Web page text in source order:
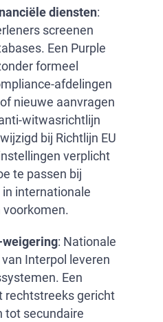
diensten:
screenen
Een Purple
formeel
afdelingen
nieuwe aanvragen
witwasrichtlijn
bij Richtlijn EU
verplicht
te passen bij
internationale
weigering: Nationale
van Interpol leveren
Een
rechtstreeks gericht
tot secundaire